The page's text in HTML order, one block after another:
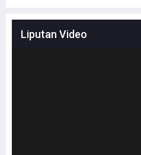
Liputan Video